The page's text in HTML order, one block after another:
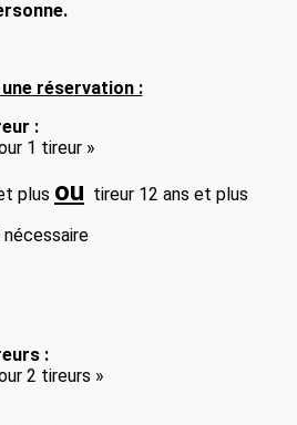
réservation :
:
1 tireur »
plus ou tireur 12 ans et plus
nécessaire
:
2 tireurs »